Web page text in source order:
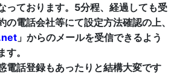
っております。5分程、経過しても受
電話会社等にて設定方法確認の上、
」からのメールを受信できるよう
。
電話登録もあったりと結構大変です